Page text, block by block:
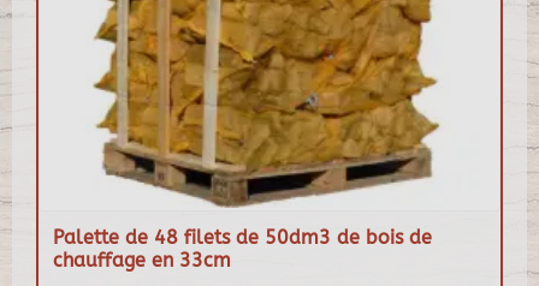
Palette de 48 filets de 50dm3 de bois de
chauffage en 33cm